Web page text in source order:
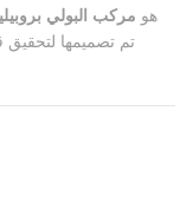
هو مركب البولي
تم تصميمها لتحقيق